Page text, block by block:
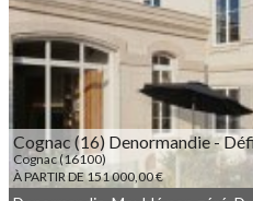
À PARTIR DE 168 780,00 €
Cognac (16) Denormandie -
Cognac (16100)
À PARTIR DE 151 000,00 €